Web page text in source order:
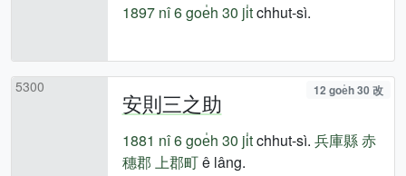
1897 nî6 goe̍h 30 ji̍tchhut-sì.
5300
安則三之助 12 goe̍h 30 改
1881 nî6 goe̍h 30 ji̍tchhut-sì. 兵庫縣赤
穗郡 上郡町ê lâng.